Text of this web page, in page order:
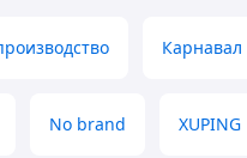
No brand XUPING